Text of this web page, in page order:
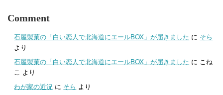
Comment
石屋製菓の「白い恋人で北海道にエールBOX」が届きました に そら
より
石屋製菓の「白い恋人で北海道にエールBOX」が届きました に こね
こ より
わが家の近況 に そら より